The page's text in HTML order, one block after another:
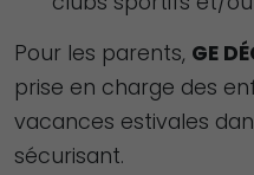
Pour les parents, GE
prise en charge des
vacances estivales
sécurisant.